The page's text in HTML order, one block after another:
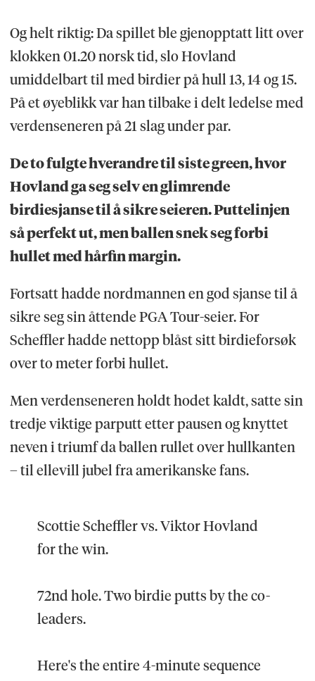
Og helt riktig: Da spillet ble gjenopptatt litt over
klokken 01.20 norsk tid, slo Hovland
umiddelbart til med birdier på hull 13, 14 og 15.
På et øyeblikk var han tilbake i delt ledelse med
verdenseneren på 21 slag under par.
De to fulgte hverandre til siste green, hvor
Hovland ga seg selv en glimrende
birdiesjanse til å sikre seieren. Puttelinjen
så perfekt ut, men ballen snek seg forbi
hullet med hårfin margin.
Fortsatt hadde nordmannen en god sjanse til å
sikre seg sin åttende PGA Tour-seier. For
Scheffler hadde nettopp blåst sitt birdieforsøk
over to meter forbi hullet.
Men verdenseneren holdt hodet kaldt, satte sin
tredje viktige parputt etter pausen og knyttet
neven i triumf da ballen rullet over hullkanten
– til ellevill jubel fra amerikanske fans.
Scottie Scheffler vs. Viktor Hovland
for the win.
72nd hole. Two birdie putts by the co-
leaders.
Here's the entire 4-minute sequence